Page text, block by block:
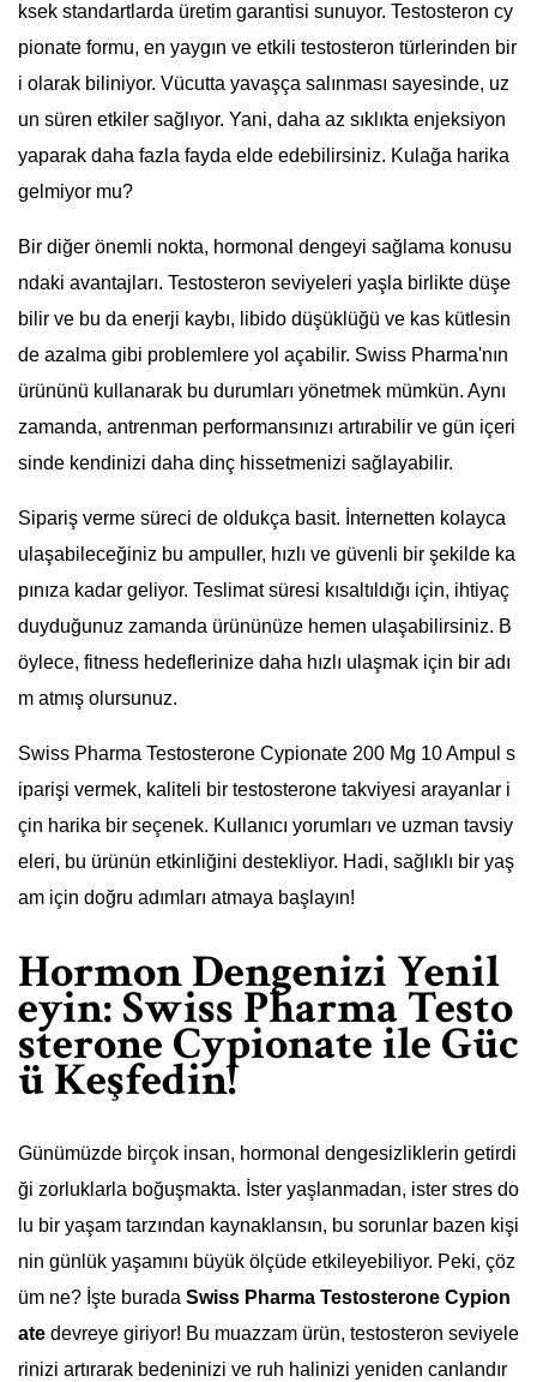
ksek standartlarda üretim garantisi sunuyor. Testosteron cy
pionate formu, en yaygın ve etkili testosteron türlerinden bir
i olarak biliniyor. Vücutta yavaşça salınması sayesinde, uz
un süren etkiler sağlıyor. Yani, daha az sıklıkta enjeksiyon
yaparak daha fazla fayda elde edebilirsiniz. Kulağa harika
gelmiyor mu?
Bir diğer önemli nokta, hormonal dengeyi sağlama konusu
ndaki avantajları. Testosteron seviyeleri yaşla birlikte düşe
bilir ve bu da enerji kaybı, libido düşüklüğü ve kas kütlesin
de azalma gibi problemlere yol açabilir. Swiss Pharma'nın
ürününü kullanarak bu durumları yönetmek mümkün. Aynı
zamanda, antrenman performansınızı artırabilir ve gün içeri
sinde kendinizi daha dinç hissetmenizi sağlayabilir.
Sipariş verme süreci de oldukça basit. İnternetten kolayca
ulaşabileceğiniz bu ampuller, hızlı ve güvenli bir şekilde ka
pınıza kadar geliyor. Teslimat süresi kısaltıldığı için, ihtiyaç
duyduğunuz zamanda ürününüze hemen ulaşabilirsiniz. B
öylece, fitness hedeflerinize daha hızlı ulaşmak için bir adı
m atmış olursunuz.
Swiss Pharma Testosterone Cypionate 200 Mg 10 Ampul s
iparişi vermek, kaliteli bir testosterone takviyesi arayanlar i
çin harika bir seçenek. Kullanıcı yorumları ve uzman tavsiy
eleri, bu ürünün etkinliğini destekliyor. Hadi, sağlıklı bir yaş
am için doğru adımları atmaya başlayın!
Hormon Dengenizi Yenil
eyin: Swiss Pharma Testo
sterone Cypionate ile Güc
ü Keşfedin!
Günümüzde birçok insan, hormonal dengesizliklerin getirdi
ği zorluklarla boğuşmakta. İster yaşlanmadan, ister stres do
lu bir yaşam tarzından kaynaklansın, bu sorunlar bazen kişi
nin günlük yaşamını büyük ölçüde etkileyebiliyor. Peki, çöz
üm ne? İşte burada Swiss Pharma Testosterone Cypion
ate devreye giriyor! Bu muazzam ürün, testosteron seviyele
rinizi artırarak bedeninizi ve ruh halinizi yeniden canlandır